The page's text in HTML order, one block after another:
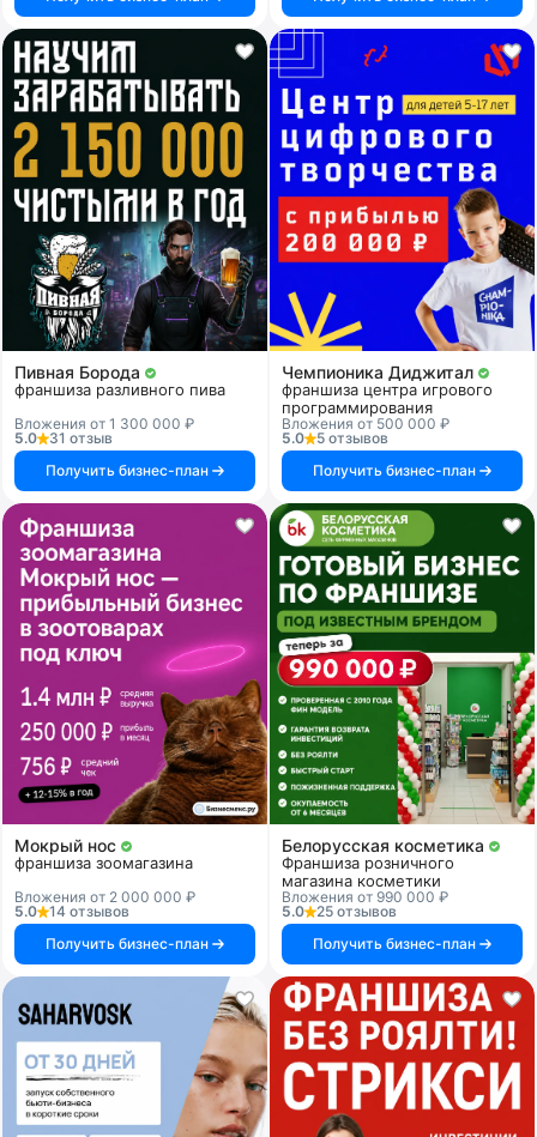
Пивная Борода
франшиза разливного пива
Вложения от 1 300 000 ₽
5.0
31 отзыв
Получить бизнес-план
Чемпионика Диджитал
франшиза центра игрового
программирования
Вложения от 500 000 ₽
5.0
5 отзывов
Получить бизнес-план
Мокрый нос
франшиза зоомагазина
Вложения от 2 000 000 ₽
5.0
14 отзывов
Получить бизнес-план
Белорусская косметика
Франшиза розничного
магазина косметики
Вложения от 990 000 ₽
5.0
25 отзывов
Получить бизнес-план